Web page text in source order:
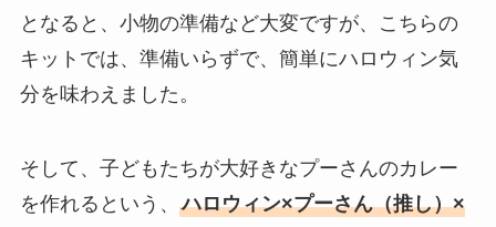
となると、小物の準備など大変ですが、こちらの
キットでは、準備いらずで、簡単にハロウィン気
分を味わえました。
そして、子どもたちが大好きなプーさんのカレー
を作れるという、 ハロウィン×プーさん（推し）×